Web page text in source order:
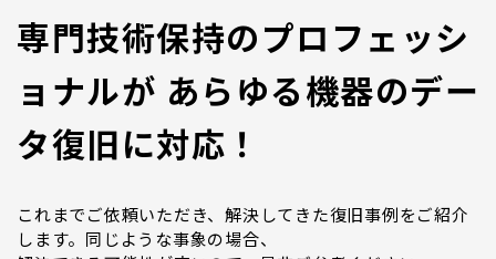
専門技術保持のプロフェッシ
ョナルが あらゆる機器のデー
タ復旧に対応！
これまでご依頼いただき、解決してきた復旧事例をご紹介
します。同じような事象の場合、